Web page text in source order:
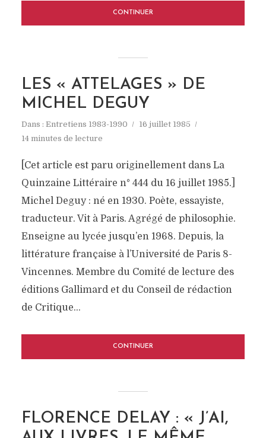
CONTINUER
LES « ATTELAGES » DE
MICHEL DEGUY
Dans : Entretiens 1983-1990
16 juillet 1985
14 minutes de lecture
[Cet article est paru originellement dans La
Quinzaine Littéraire n° 444 du 16 juillet 1985.]
Michel Deguy : né en 1930. Poète, essayiste,
traducteur. Vit à Paris. Agrégé de philosophie.
Enseigne au lycée jusqu’en 1968. Depuis, la
littérature française à l’Université de Paris 8-
Vincennes. Membre du Comité de lecture des
éditions Gallimard et du Conseil de rédaction
de Critique...
CONTINUER
FLORENCE DELAY : « J’AI,